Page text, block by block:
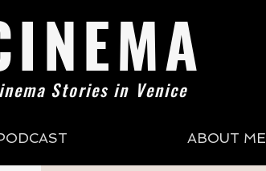
Stories in Venice
ABOUT ME